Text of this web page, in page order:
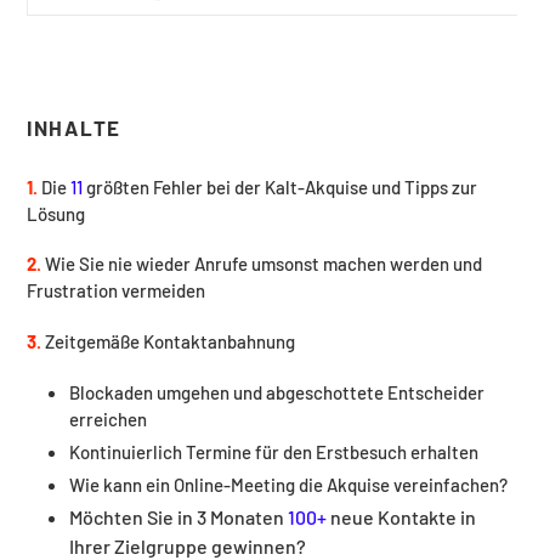
INHALTE
1. Die11 größten Fehler bei der Kalt-Akquise und Tipps zur
Lösung
2. Wie Sie nie wieder Anrufe umsonst machen werden und
Frustration vermeiden
3. Zeitgemäße Kontaktanbahnung
Blockaden umgehen und abgeschottete Entscheider
erreichen
Kontinuierlich Termine für den Erstbesuch erhalten
Wie kann ein Online-Meeting die Akquise vereinfachen?
Möchten Sie in 3 Monaten 100+ neue Kontakte in
Ihrer Zielgruppe gewinnen?